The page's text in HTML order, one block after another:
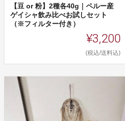
【豆 or 粉】2種各40g｜ペルー産
ゲイシャ飲み比べお試しセット
（※フィルター付き）
¥3,200
(税込/送料込)